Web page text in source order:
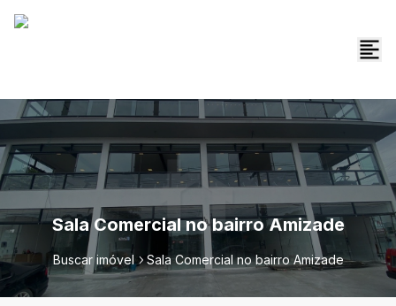
Sala Comercial no bairro Amizade
Buscar imóvel Sala Comercial no bairro Amizade